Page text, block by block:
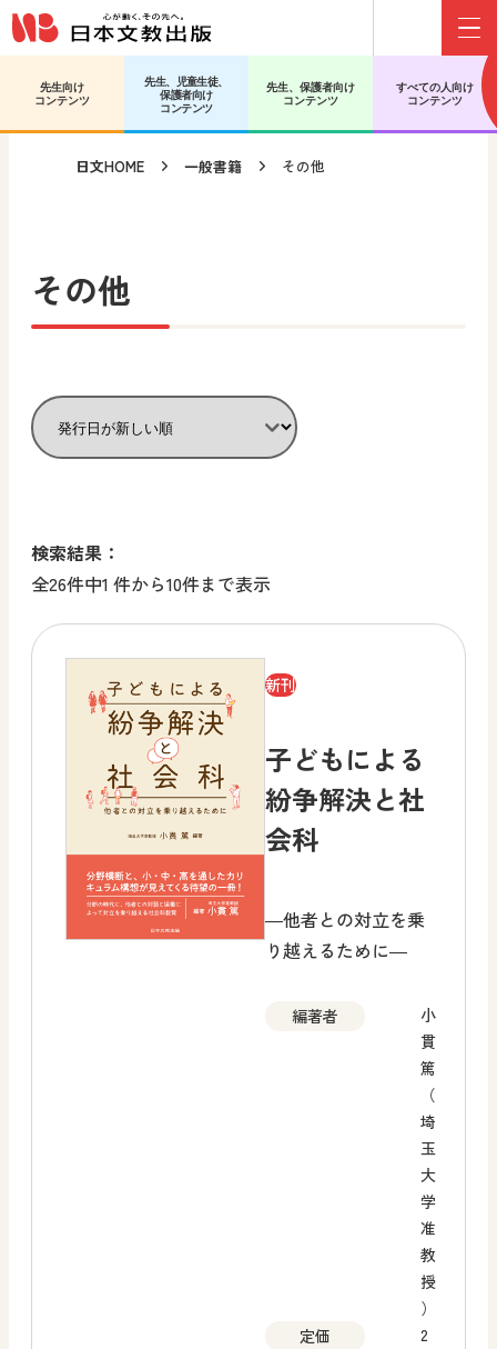
メインコンテンツへ移動
サブコンテンツへ移動
先生向け
コンテンツ
先生、児童生徒、
保護者向け
コンテンツ
先生、保護者向け
コンテンツ
すべての人向け
コンテンツ
日文HOME 一般書籍 その他
その他
検索結果：
全26件中1 件から10件まで表示
新刊
子どもによる
紛争解決と社
会科
―他者との対立を乗
り越えるために―
編著者
小
貫
篤
（
埼
玉
大
学
准
教
授
）
定価
2